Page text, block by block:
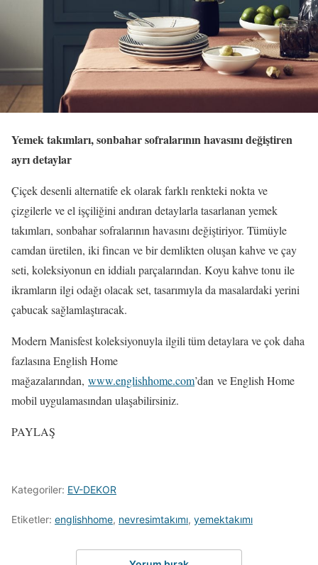
Yemek takımları, sonbahar sofralarının havasını değiştiren
ayrı detaylar
Çiçek desenli alternatife ek olarak farklı renkteki nokta ve
çizgilerle ve el işçiliğini andıran detaylarla tasarlanan yemek
takımları, sonbahar sofralarının havasını değiştiriyor. Tümüyle
camdan üretilen, iki fincan ve bir demlikten oluşan kahve ve çay
seti, koleksiyonun en iddialı parçalarından. Koyu kahve tonu ile
ikramların ilgi odağı olacak set, tasarımıyla da masalardaki yerini
çabucak sağlamlaştıracak.
Modern Manisfest koleksiyonuyla ilgili tüm detaylara ve çok daha
fazlasına English Home
mağazalarından, www.englishhome.com’dan ve English Home
mobil uygulamasından ulaşabilirsiniz.
PAYLAŞ
Kategoriler: EV-DEKOR
Etiketler: englishhome, nevresimtakımı, yemektakımı